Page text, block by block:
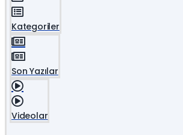
Kategoriler
Son Yazılar
Videolar